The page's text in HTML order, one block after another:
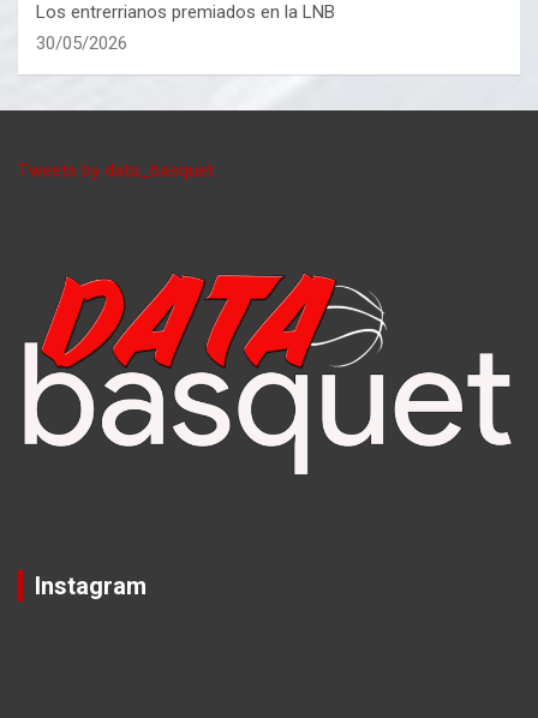
Los entrerrianos premiados en la LNB
30/05/2026
Tweets by data_basquet
Instagram